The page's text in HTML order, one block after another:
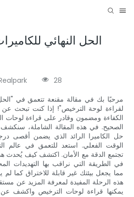
الحل النهائي
28
مرحبًا بك في مقالة مقنعة تتعمق في "الحل
لقراءة لوحة الترخيص"! إذا كنت تبحث
الكفاءة ومضمون وقادر على قراءة لوحات
الصحيح. في هذه المقالة الشاملة، سنكشف
حل الكاميرا الرائد الذي يضمن أقصى
الوقت الفعلي. استعد للتعمق في عالم
تجتمع الدقة مع الأمان. اكتشف كيف يُحدث هذا
في الطريقة التي نراقب بها التهديدات
مما يجعل بيئتك غير قابلة للاختراق كما
هذه الرحلة المفيدة لمعرفة المزيد عن
يمكنها قراءة لوحات الترخيص واكشف عن